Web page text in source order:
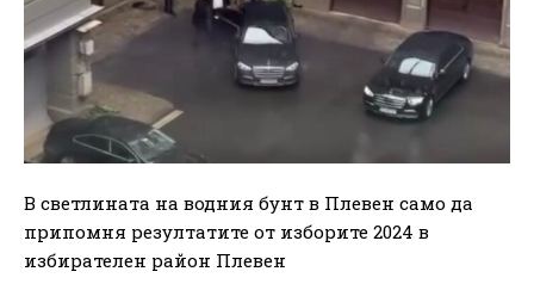
В светлината на водния бунт в Плевен само да
припомня резултатите от изборите 2024 в
избирателен район Плевен